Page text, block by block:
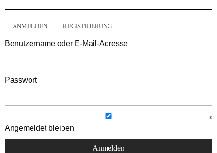
ANMELDEN REGISTRIERUNG
Benutzername oder E-Mail-Adresse
Passwort
Angemeldet bleiben